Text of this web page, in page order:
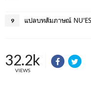
9
32.2k
VIEWS